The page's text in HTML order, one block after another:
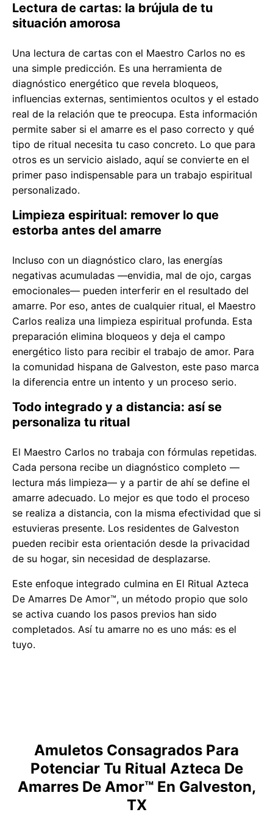
Lectura de cartas: la brújula de tu
situación amorosa
Una lectura de cartas con el Maestro Carlos no es
una simple predicción. Es una herramienta de
diagnóstico energético que revela bloqueos,
influencias externas, sentimientos ocultos y el estado
real de la relación que te preocupa. Esta información
permite saber si el amarre es el paso correcto y qué
tipo de ritual necesita tu caso concreto. Lo que para
otros es un servicio aislado, aquí se convierte en el
primer paso indispensable para un trabajo espiritual
personalizado.
Limpieza espiritual: remover lo que
estorba antes del amarre
Incluso con un diagnóstico claro, las energías
negativas acumuladas —envidia, mal de ojo, cargas
emocionales— pueden interferir en el resultado del
amarre. Por eso, antes de cualquier ritual, el Maestro
Carlos realiza una limpieza espiritual profunda. Esta
preparación elimina bloqueos y deja el campo
energético listo para recibir el trabajo de amor. Para
la comunidad hispana de Galveston, este paso marca
la diferencia entre un intento y un proceso serio.
Todo integrado y a distancia: así se
personaliza tu ritual
El Maestro Carlos no trabaja con fórmulas repetidas.
Cada persona recibe un diagnóstico completo —
lectura más limpieza— y a partir de ahí se define el
amarre adecuado. Lo mejor es que todo el proceso
se realiza a distancia, con la misma efectividad que si
estuvieras presente. Los residentes de Galveston
pueden recibir esta orientación desde la privacidad
de su hogar, sin necesidad de desplazarse.
Este enfoque integrado culmina en El Ritual Azteca
De Amarres De Amor™, un método propio que solo
se activa cuando los pasos previos han sido
completados. Así tu amarre no es uno más: es el
tuyo.
Amuletos Consagrados Para
Potenciar Tu Ritual Azteca De
Amarres De Amor™ En Galveston,
TX